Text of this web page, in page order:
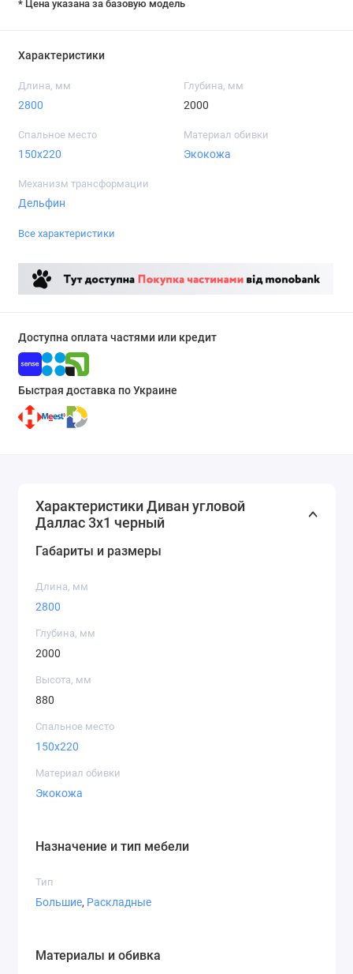
* Цена указана за базовую модель
Характеристики
Длина, мм
2800
Глубина, мм
2000
Спальное место
150x220
Материал обивки
Экокожа
Механизм трансформации
Дельфин
Все характеристики
Доступна оплата частями или кредит
Быстрая доставка по Украине
Характеристики Диван угловой
Даллас 3х1 черный
Габариты и размеры
Длина, мм
2800
Глубина, мм
2000
Высота, мм
880
Спальное место
150x220
Материал обивки
Экокожа
Назначение и тип мебели
Тип
Большие, Раскладные
Материалы и обивка